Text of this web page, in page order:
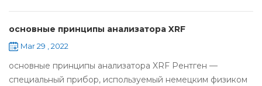
основные принципы анализатора XRF
Mar 29 , 2022
основные принципы анализатора XRF Рентген —
специальный прибор, используемый немецким физиком